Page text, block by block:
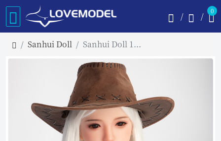
0
Sanhui Doll Sanhui Doll 145cm Dカップ Mei お口開閉可能 フルシリコン製ラブドール